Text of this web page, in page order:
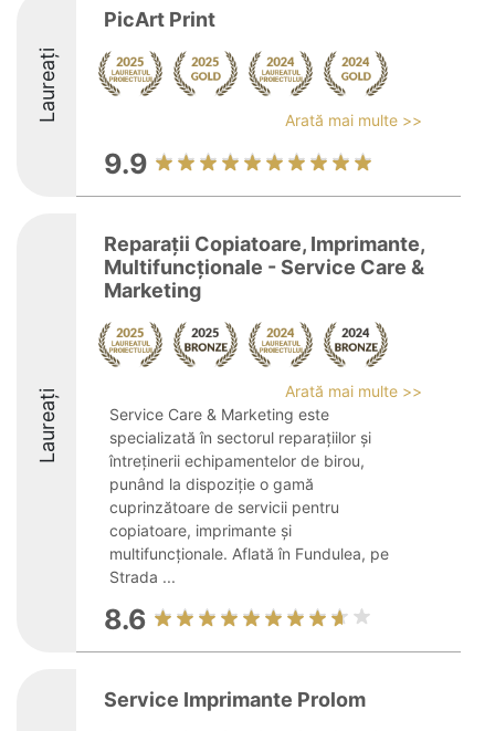
Laureați
PicArt Print
Arată mai multe >>
9.9
Laureați
Reparații Copiatoare, Imprimante,
Multifuncționale - Service Care &
Marketing
Arată mai multe >>
Service Care & Marketing este
specializată în sectorul reparațiilor și
întreținerii echipamentelor de birou,
punând la dispoziție o gamă
cuprinzătoare de servicii pentru
copiatoare, imprimante și
multifuncționale. Aflată în Fundulea, pe
Strada ...
8.6
Service Imprimante Prolom